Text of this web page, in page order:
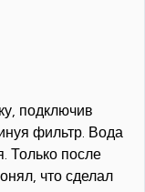
подключив
фильтр. Вода
Только после
что сделал